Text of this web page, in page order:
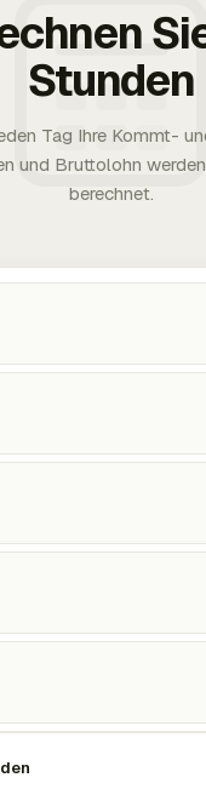
Stunden
Tag Ihre Kommt-
und Bruttolohn
berechnet.